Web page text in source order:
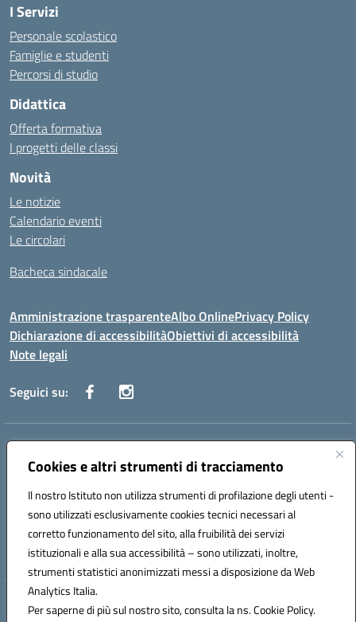
Cookies e altri strumenti di tracciamento
Il nostro Istituto non utilizza strumenti di profilazione degli utenti -
sono utilizzati esclusivamente cookies tecnici necessari al
corretto funzionamento del sito, alla fruibilità dei servizi
istituzionali e alla sua accessibilità – sono utilizzati, inoltre,
strumenti statistici anonimizzati messi a disposizione da Web
Analytics Italia.
Per saperne di più sul nostro sito, consulta la ns. Cookie Policy.
I Servizi
Personale scolastico
Famiglie e studenti
Percorsi di studio
Didattica
Offerta formativa
I progetti delle classi
Novità
Le notizie
Calendario eventi
Le circolari
Bacheca sindacale
Amministrazione trasparenteAlbo OnlinePrivacy Policy
Dichiarazione di accessibilitàObiettivi di accessibilità
Note legali
Seguici su:
Indirizzo:
Centralino:0924 534873 Salemi - 0924534879 Partanna
Posta elettronica certificata (PEC):tpis002005@pec.istruzione.it
Codice fiscale: 90000320813
Codice meccanografico: TPIS002005
Hosting & Powered by 3D Solution S.r.l.